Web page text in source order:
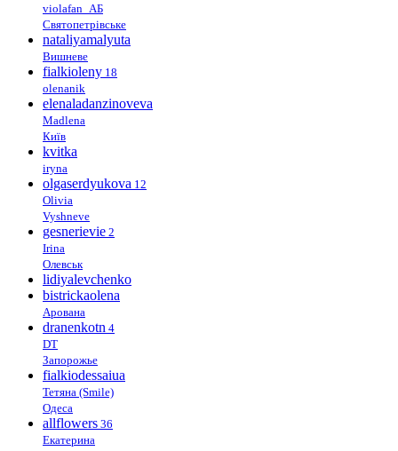
violafan_АБ
Святопетрівське
nataliyamalyuta
Вишневе
fialkioleny 18
olenanik
elenaladanzinoveva
Madlena
Київ
kvitka
iryna
olgaserdyukova 12
Olivia
Vyshneve
gesnerievie 2
Irina
Олевськ
lidiyalevchenko
bistrickaolena
Арована
dranenkotn 4
DT
Запорожье
fialkiodessaiua
Тетяна (Smile)
Одеса
allflowers 36
Екатерина